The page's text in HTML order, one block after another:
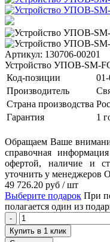
Артикул: 130706-00201
Устройство УПОВ-SM-
Код-позиции
Производитель
Страна производства
Гарантия
1
Обращаем Ваше
справочная
офертой, наличие и
уточнить у
49 726.20 руб / шт
Выберите подарок При
полагается один из
Купить в 1 клик